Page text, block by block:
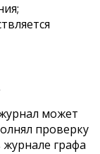
может
проверку
графа